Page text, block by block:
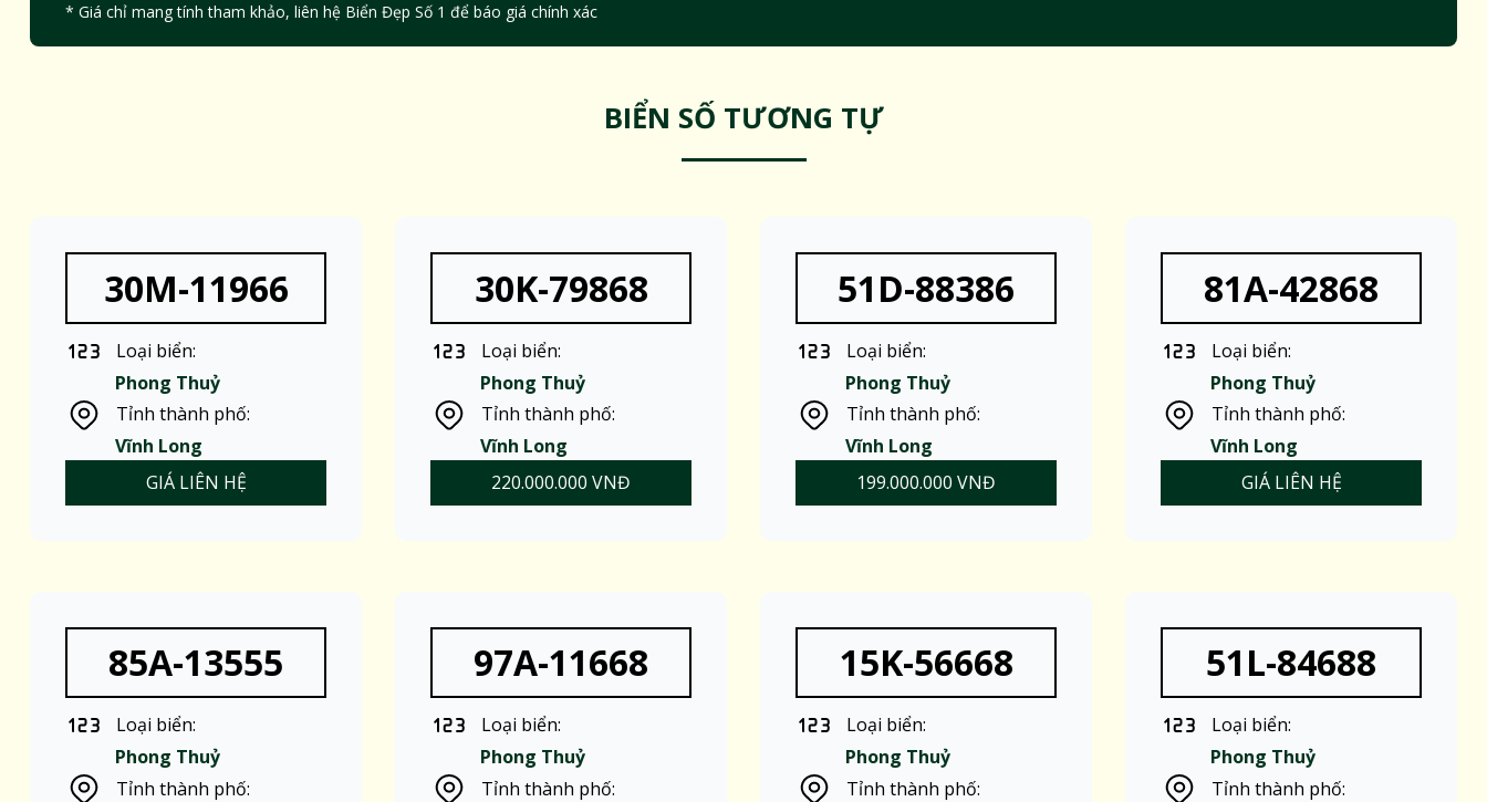
* Giá chỉ mang tính tham khảo, liên hệ Biển Đẹp Số 1 để báo giá chính xác
BIỂN SỐ TƯƠNG TỰ
30M-11966
Loại biển:
Phong Thuỷ
Tỉnh thành phố:
Vĩnh Long
GIÁ LIÊN HỆ
30K-79868
Loại biển:
Phong Thuỷ
Tỉnh thành phố:
Vĩnh Long
220.000.000 VNĐ
51D-88386
Loại biển:
Phong Thuỷ
Tỉnh thành phố:
Vĩnh Long
199.000.000 VNĐ
81A-42868
Loại biển:
Phong Thuỷ
Tỉnh thành phố:
Vĩnh Long
GIÁ LIÊN HỆ
85A-13555
Loại biển:
Phong Thuỷ
Tỉnh thành phố:
97A-11668
Loại biển:
Phong Thuỷ
Tỉnh thành phố:
15K-56668
Loại biển:
Phong Thuỷ
Tỉnh thành phố:
51L-84688
Loại biển:
Phong Thuỷ
Tỉnh thành phố: